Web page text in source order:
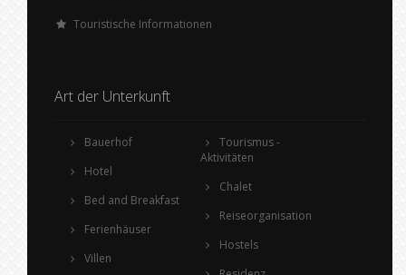
Touristische Informationen
Art der Unterkunft
Bauerhof
Hotel
Bed and Breakfast
Ferienhäuser
Villen
Tourismus -
Aktivitäten
Chalet
Reiseorganisation
Hostels